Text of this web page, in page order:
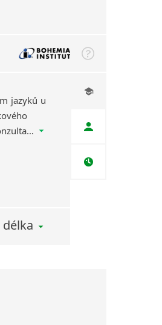
jazyků u
pokroku, příprava na mezinár. a státní zkoušky, konzultace zdarma, studentský klub, zajištění učebnic, testů, aktivit, výletů.
délka